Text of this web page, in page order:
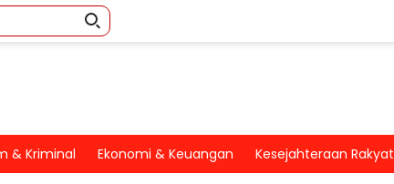
& Kriminal Ekonomi & Keuangan Kesejahteraan Rakyat